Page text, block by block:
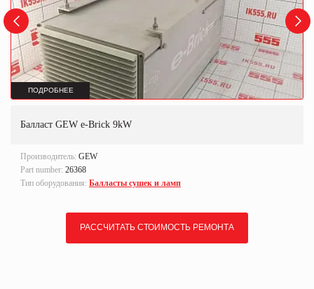
ПОДРОБНЕЕ
Балласт GEW e-Brick 9kW
Производитель: GEW
Part number: 26368
Тип оборудования: Балласты сушек и ламп
РАССЧИТАТЬ СТОИМОСТЬ РЕМОНТА